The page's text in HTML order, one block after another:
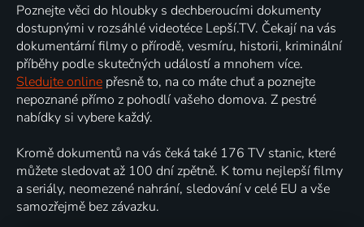
Poznejte věci do hloubky s dechberoucími dokumenty
dostupnými v rozsáhlé videotéce Lepší.TV. Čekají na vás
dokumentární filmy o přírodě, vesmíru, historii, kriminální
příběhy podle skutečných událostí a mnohem více.
Sledujte online přesně to, na co máte chuť a poznejte
nepoznané přímo z pohodlí vašeho domova. Z pestré
nabídky si vybere každý.
Kromě dokumentů na vás čeká také 176 TV stanic, které
můžete sledovat až 100 dní zpětně. K tomu nejlepší filmy
a seriály, neomezené nahrání, sledování v celé EU a vše
samozřejmě bez závazku.